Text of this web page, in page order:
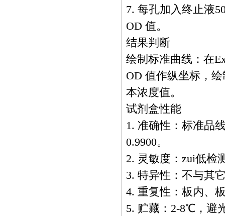
7. 每孔加入终止液
OD 值。
结果判断
绘制标准曲线：在
OD 值作纵坐标，
本浓度值。
试剂盒性能
1. 准确性：标准品
0.9900。
2. 灵敏度：zui低检
3. 特异性：不与其
4. 重复性：板内、
5. 贮藏：2-8℃，避